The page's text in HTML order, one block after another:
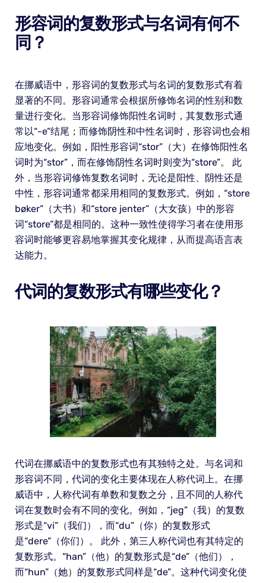
形容词的复数形式与名词有何不
同？
在挪威语中，形容词的复数形式与名词的复数形式有着
显著的不同。形容词通常会根据所修饰名词的性别和数
量进行变化。当形容词修饰阳性名词时，其复数形式通
常以“-e”结尾；而修饰阴性和中性名词时，形容词也会相
应地变化。例如，阳性形容词“stor”（大）在修饰阳性名
词时为“stor”，而在修饰阴性名词时则变为“store”。 此
外，当形容词修饰复数名词时，无论是阳性、阴性还是
中性，形容词通常都采用相同的复数形式。例如，“store
bøker”（大书）和“store jenter”（大女孩）中的形容
词“store”都是相同的。这种一致性使得学习者在使用形
容词时能够更容易地掌握其变化规律，从而提高语言表
达能力。
代词的复数形式有哪些变化？
代词在挪威语中的复数形式也有其独特之处。与名词和
形容词不同，代词的变化主要体现在人称代词上。在挪
威语中，人称代词有单数和复数之分，且不同的人称代
词在复数时会有不同的变化。例如，“jeg”（我）的复数
形式是“vi”（我们），而“du”（你）的复数形式
是“dere”（你们）。 此外，第三人称代词也有其特定的
复数形式。“han”（他）的复数形式是“de”（他们），
而“hun”（她）的复数形式同样是“de”。这种代词变化使